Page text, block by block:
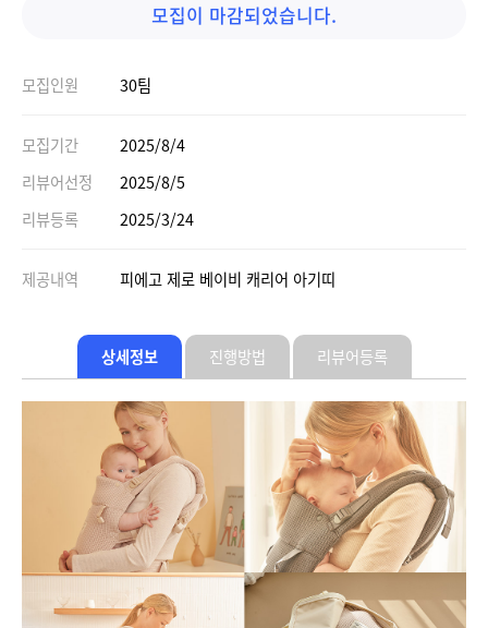
모집이 마감되었습니다.
모집인원 30팀
모집기간
2025/8/4
리뷰어선정
2025/8/5
리뷰등록
2025/3/24
제공내역 피에고 제로 베이비 캐리어 아기띠
상세정보 진행방법 리뷰어등록